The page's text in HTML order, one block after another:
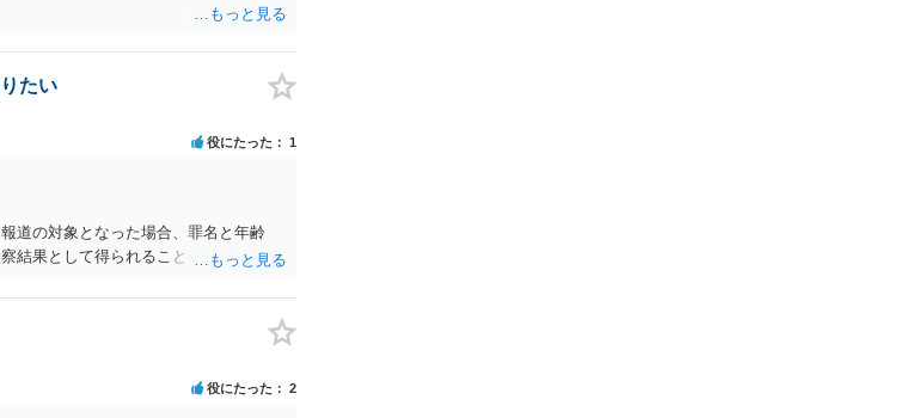
たい
役にたった 1
道の対象となった場合、罪名と年齢
結果として得られることが通常です。
役にたった 2